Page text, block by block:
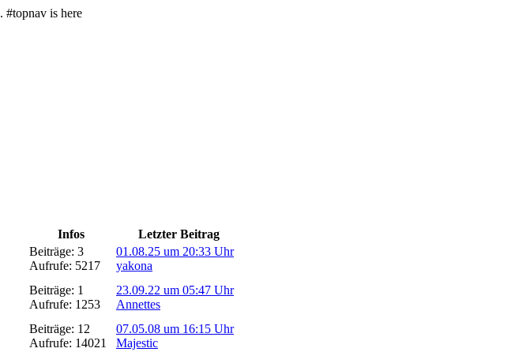
. #topnav is here
Infos
Letzter Beitrag
Beiträge: 3
Aufrufe: 5217
01.08.25 um 20:33 Uhr
yakona
Beiträge: 1
Aufrufe: 1253
23.09.22 um 05:47 Uhr
Annettes
Beiträge: 12
Aufrufe: 14021
07.05.08 um 16:15 Uhr
Majestic